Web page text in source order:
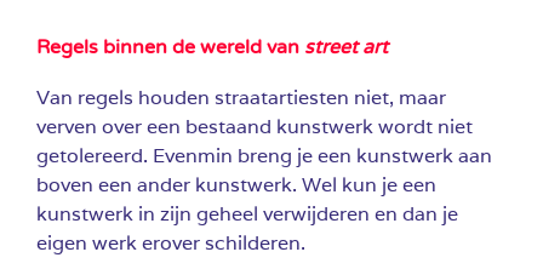
Regels binnen de wereld van street art
Van regels houden straatartiesten niet, maar
verven over een bestaand kunstwerk wordt niet
getolereerd. Evenmin breng je een kunstwerk aan
boven een ander kunstwerk. Wel kun je een
kunstwerk in zijn geheel verwijderen en dan je
eigen werk erover schilderen.